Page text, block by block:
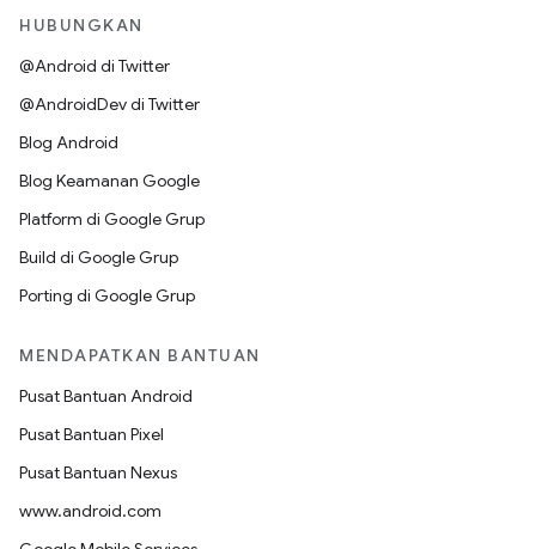
HUBUNGKAN
@Android di Twitter
@AndroidDev di Twitter
Blog Android
Blog Keamanan Google
Platform di Google Grup
Build di Google Grup
Porting di Google Grup
MENDAPATKAN BANTUAN
Pusat Bantuan Android
Pusat Bantuan Pixel
Pusat Bantuan Nexus
www.android.com